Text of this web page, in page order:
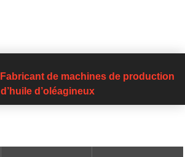
Fabricant de machines de production
d’huile d’oléagineux